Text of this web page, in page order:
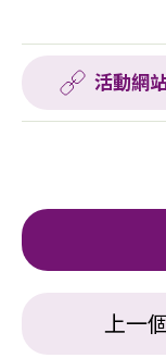
活動網
上一個